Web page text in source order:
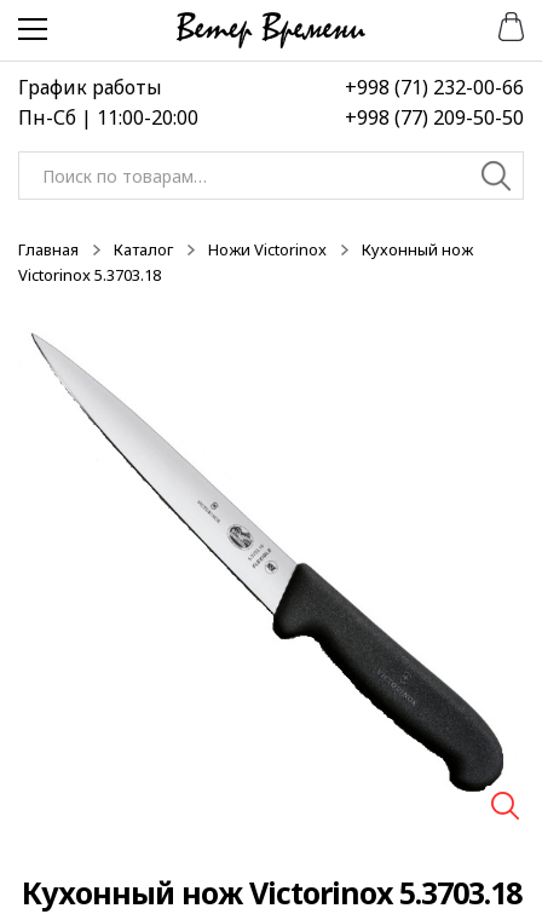
Перейти
навигации
Перейти
содержимому
График работы
Пн-Сб | 11:00-20:00
+998 (71) 232-00-66
+998 (77) 209-50-50
Искать:
Главная Каталог Ножи Victorinox
Кухонный нож
Victorinox 5.3703.18
Кухонный нож Victorinox 5.3703.18